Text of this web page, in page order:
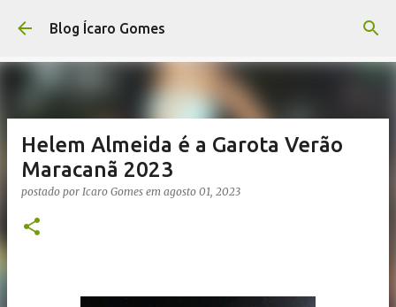
Pular para o conteúdo principal
Blog Ícaro Gomes
Helem Almeida é a Garota Verão
Maracanã 2023
postado por Icaro Gomes em agosto 01, 2023